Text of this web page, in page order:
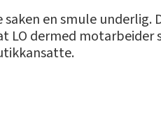
saken en smule
LO dermed